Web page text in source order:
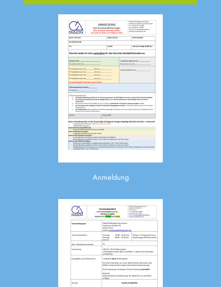
Anmeldung